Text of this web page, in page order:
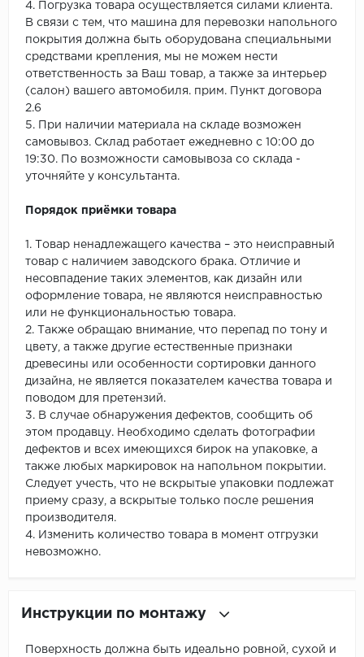
4. Погрузка товара осуществляется силами клиента.
В связи с тем, что машина для перевозки напольного
покрытия должна быть оборудована специальными
средствами крепления, мы не можем нести
ответственность за Ваш товар, а также за интерьер
(салон) вашего автомобиля. прим. Пункт договора
2.6
5. При наличии материала на складе возможен
самовывоз. Склад работает ежедневно с 10:00 до
19:30. По возможности самовывоза со склада -
уточняйте у консультанта.
Порядок приёмки товара
1. Товар ненадлежащего качества – это неисправный
товар с наличием заводского брака. Отличие и
несовпадение таких элементов, как дизайн или
оформление товара, не являются неисправностью
или не функциональностью товара.
2. Также обращаю внимание, что перепад по тону и
цвету, а также другие естественные признаки
древесины или особенности сортировки данного
дизайна, не является показателем качества товара и
поводом для претензий.
3. В случае обнаружения дефектов, сообщить об
этом продавцу. Необходимо сделать фотографии
дефектов и всех имеющихся бирок на упаковке, а
также любых маркировок на напольном покрытии.
Следует учесть, что не вскрытые упаковки подлежат
приему сразу, а вскрытые только после решения
производителя.
4. Изменить количество товара в момент отгрузки
невозможно.
Инструкции по монтажу
Поверхность должна быть идеально ровной, сухой и